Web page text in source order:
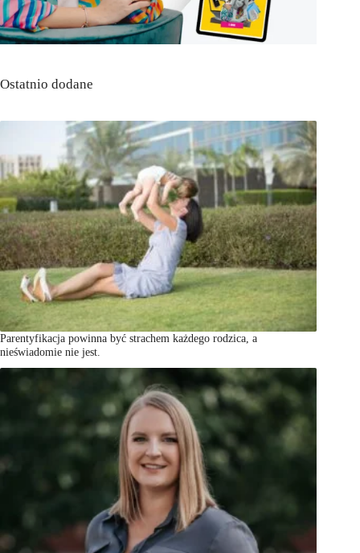
Ostatnio dodane
Parentyfikacja powinna być strachem każdego rodzica, a
nieświadomie nie jest.